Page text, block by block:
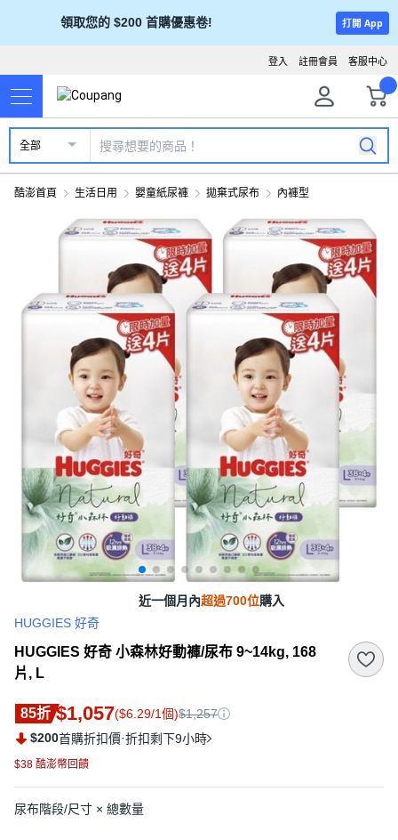
領取您的 $200 首購優惠卷! 打開 App
客服中心
註冊會員
登入
全部
酷澎首頁 生活日用 嬰童紙尿褲 拋棄式尿布 內褲型
近一個月內超過700位購入
HUGGIES 好奇
HUGGIES 好奇 小森林好動褲/尿布 9~14kg, 168
片, L
85折 $1,057($6.29/1個)$1,257
$200首購折扣價·折扣剩下9小時
$38 酷澎幣回饋
尿布階段/尺寸 × 總數量